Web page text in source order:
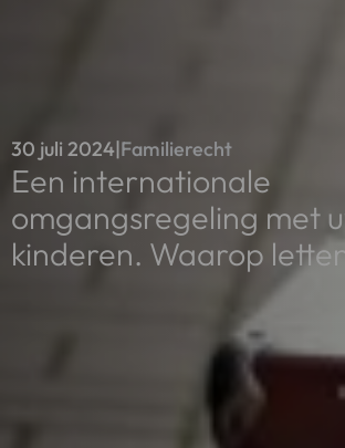
30 juli 2024|Familierecht
Een internationale
omgangsregeling met
kinderen. Waarop